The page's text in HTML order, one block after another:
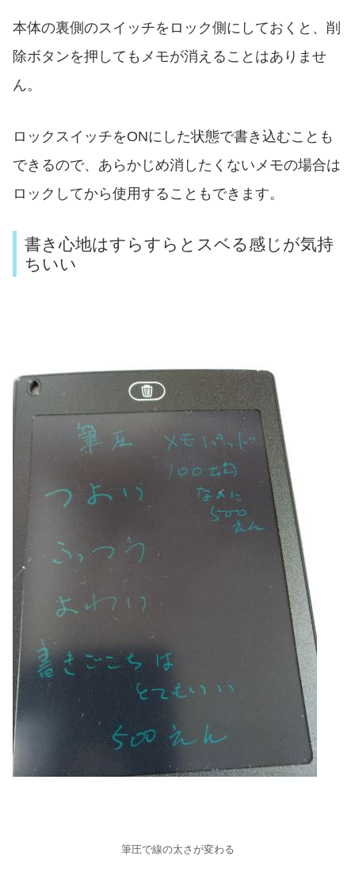
本体の裏側のスイッチをロック側にしておくと、削
除ボタンを押してもメモが消えることはありませ
ん。
ロックスイッチをONにした状態で書き込むことも
できるので、あらかじめ消したくないメモの場合は
ロックしてから使用することもできます。
書き心地はすらすらとスベる感じが気持
ちいい
筆圧で線の太さが変わる